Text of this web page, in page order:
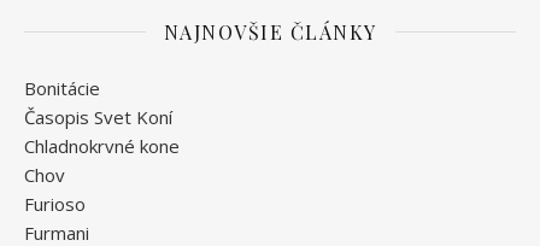
NAJNOVŠIE ČLÁNKY
Bonitácie
Časopis Svet Koní
Chladnokrvné kone
Chov
Furioso
Furmani